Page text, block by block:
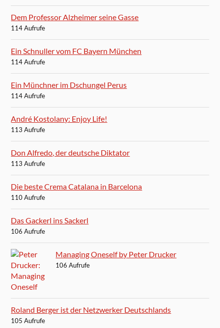
Dem Professor Alzheimer seine Gasse
114 Aufrufe
Ein Schnuller vom FC Bayern München
114 Aufrufe
Ein Münchner im Dschungel Perus
114 Aufrufe
André Kostolany: Enjoy Life!
113 Aufrufe
Don Alfredo, der deutsche Diktator
113 Aufrufe
Die beste Crema Catalana in Barcelona
110 Aufrufe
Das Gackerl ins Sackerl
106 Aufrufe
Managing Oneself by Peter Drucker
106 Aufrufe
Roland Berger ist der Netzwerker Deutschlands
105 Aufrufe